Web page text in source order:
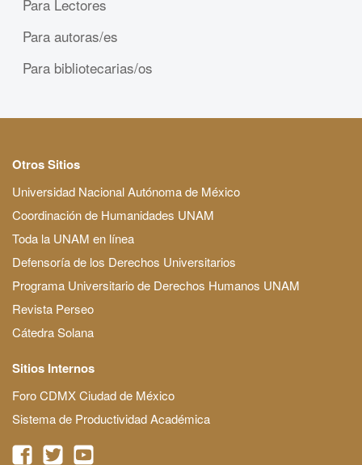
Para Lectores
Para autoras/es
Para bibliotecarias/os
Otros Sitios
Universidad Nacional Autónoma de México
Coordinación de Humanidades UNAM
Toda la UNAM en línea
Defensoría de los Derechos Universitarios
Programa Universitario de Derechos Humanos UNAM
Revista Perseo
Cátedra Solana
Sitios Internos
Foro CDMX Ciudad de México
Sistema de Productividad Académica